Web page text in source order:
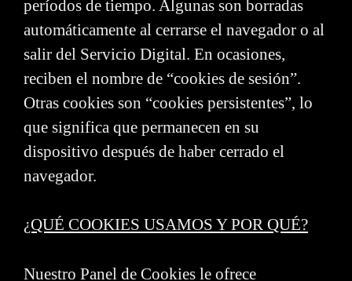
períodos de tiempo. Algunas son borradas
automáticamente al cerrarse el navegador o al
salir del Servicio Digital. En ocasiones,
reciben el nombre de “cookies de sesión”.
Otras cookies son “cookies persistentes”, lo
que significa que permanecen en su
dispositivo después de haber cerrado el
navegador.
¿QUÉ COOKIES USAMOS Y POR QUÉ?
Nuestro Panel de Cookies le ofrece